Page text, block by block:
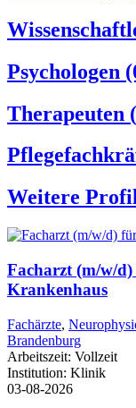
Psychologen
Therapeuten
Weitere
Facharzt (m/w/
Krankenhaus
Fachärzte,
Brandenburg
Arbeitszeit: Vollzeit
Institution: Klinik
03-08-2026